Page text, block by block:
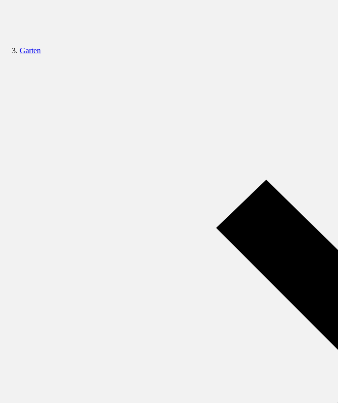
Garten